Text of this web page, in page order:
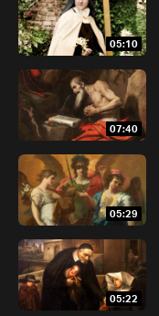
05:10
07:40
05:29
05:22